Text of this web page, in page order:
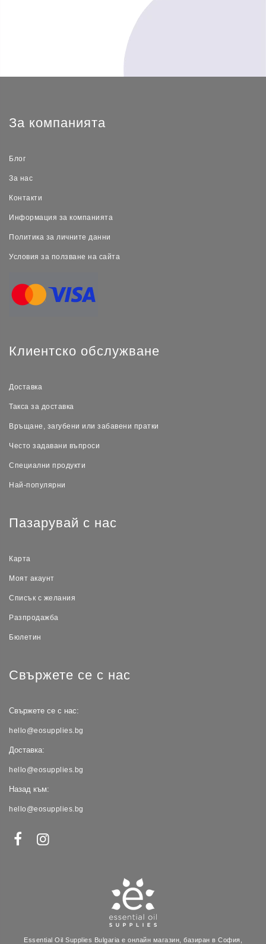
За компанията
Блог
За нас
Контакти
Информация за компанията
Политика за личните данни
Условия за ползване на сайта
Клиентско обслужване
Доставка
Такса за доставка
Връщане, загубени или забавени пратки
Често задавани въпроси
Специални продукти
Най-популярни
Пазарувай с нас
Карта
Моят акаунт
Списък с желания
Разпродажба
Бюлетин
Свържете се с нас
Свържете се с нас:
hello@eosupplies.bg
Доставка:
hello@eosupplies.bg
Назад към:
hello@eosupplies.bg
Essential Oil Supplies Bulgaria е онлайн магазин, базиран в София,